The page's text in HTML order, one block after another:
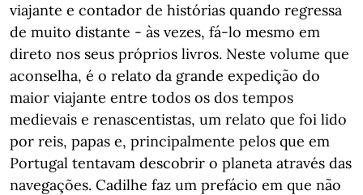
viajante e contador de histórias quando regressa
de muito distante - às vezes, fá-lo mesmo em
direto nos seus próprios livros. Neste volume que
aconselha, é o relato da grande expedição do
maior viajante entre todos os dos tempos
medievais e renascentistas, um relato que foi lido
por reis, papas e, principalmente pelos que em
Portugal tentavam descobrir o planeta através das
navegações. Cadilhe faz um prefácio em que não